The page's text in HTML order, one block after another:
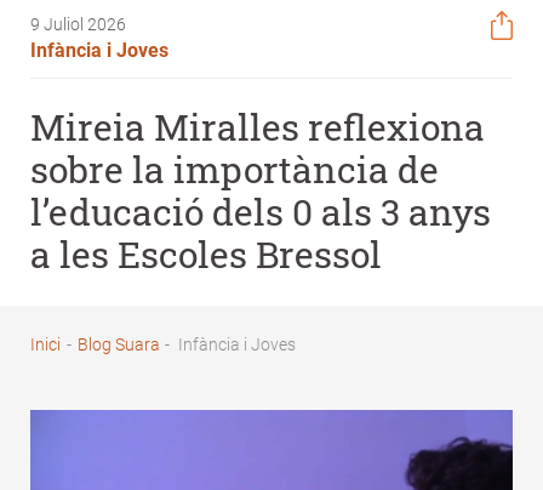
9 Juliol 2026
Infància i Joves
Mireia Miralles reflexiona
sobre la importància de
l’educació dels 0 als 3 anys
a les Escoles Bressol
d'Ariadna
Inici - Blog Suara - Infància i Joves